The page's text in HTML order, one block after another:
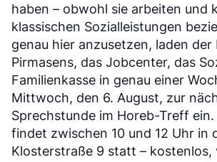
haben – obwohl sie arbeiten und
klassischen Sozialleistungen
genau hier anzusetzen, laden der
Pirmasens, das Jobcenter, das
Familienkasse in genau einer
Mittwoch, den 6. August, zur
Sprechstunde im Horeb-Treff ein.
findet zwischen 10 und 12 Uhr in
Klosterstraße 9 statt – kostenlos,